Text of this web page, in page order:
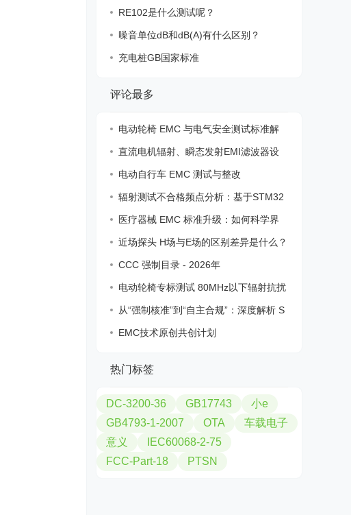
法）RE102是什么测试呢？
噪音单位dB和dB(A)有什么区别？
充电桩GB国家标准
评论最多
电动轮椅 EMC 与电气安全测试标准解
析直流电机辐射、瞬态发射EMI滤波器设
计电动自行车 EMC 测试与整改
辐射测试不合格频点分析：基于STM32
F215时
医疗器械 EMC 标准升级：如何科学界
定“内
近场探头 H场与E场的区别差异是什么？
如何CCC 强制目录 - 2026年
电动轮椅专标测试 80MHz以下辐射抗扰
度 从“强制核准”到“自主合规”：深度解析 S
EMC技术原创共创计划
热门标签
DC-3200-36 GB17743
小e
GB4793-1-2007
OTA
车载电子
意义
IEC60068-2-75
FCC-Part-18
PTSN